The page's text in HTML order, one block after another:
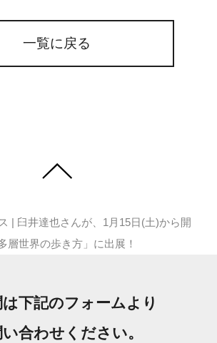
一覧に戻る
| 臼井達也さんが、1月15日(土)から開
層世界の歩き方」に出展！
下記のフォームより
合わせください。